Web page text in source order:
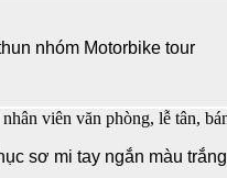
nhóm Motorbike tour
sơ mi tay ngắn màu trắng